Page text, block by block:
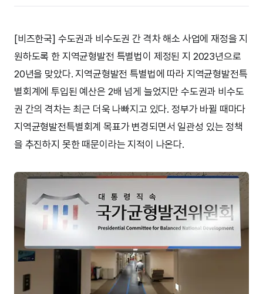
[비즈한국] 수도권과 비수도권 간 격차 해소 사업에 재정을 지
원하도록 한 지역균형발전 특별법이 제정된 지 2023년으로
20년을 맞았다. 지역균형발전 특별법에 따라 지역균형발전특
별회계에 투입된 예산은 2배 넘게 늘었지만 수도권과 비수도
권 간의 격차는 최근 더욱 나빠지고 있다. 정부가 바뀔 때마다
지역균형발전특별회계 목표가 변경되면서 일관성 있는 정책
을 추진하지 못한 때문이라는 지적이 나온다.